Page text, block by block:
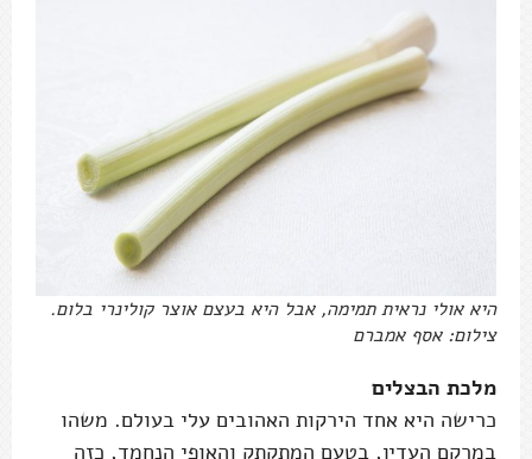
היא אולי נראית תמימה, אבל היא בעצם אוצר קולינרי בלום.
צילום: אסף אמברם
מלכת הבצלים
כרישה היא אחד הירקות האהובים עלי בעולם. משהו
במרקם העדין, בטעם המתקתק והאופי הנחמד, כזה